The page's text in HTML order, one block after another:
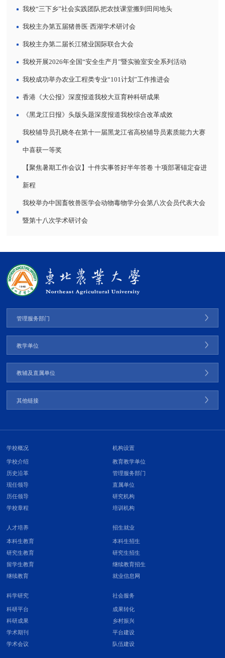
我校“三下乡”社会实践团队把农技课堂搬到田间地头
我校主办第五届猪兽医·西湖学术研讨会
我校主办第二届长江猪业国际联合大会
我校开展2026年全国“安全生产月”暨实验室安全系列活动
我校成功举办农业工程类专业“101计划”工作推进会
香港《大公报》深度报道我校大豆育种科研成果
《黑龙江日报》头版头题深度报道我校综合改革成效
我校辅导员孔晓冬在第十一届黑龙江省高校辅导员素质能力大赛
中喜获一等奖
【聚焦暑期工作会议】十件实事答好半年答卷 十项部署锚定奋进
新程
我校举办中国畜牧兽医学会动物毒物学分会第八次会员代表大会
暨第十八次学术研讨会
管理服务部门
教学单位
教辅及直属单位
其他链接
学校概况
学校介绍
历史沿革
现任领导
历任领导
学校章程
机构设置
教育教学单位
管理服务部门
直属单位
研究机构
培训机构
人才培养
本科生教育
研究生教育
留学生教育
继续教育
招生就业
本科生招生
研究生招生
继续教育招生
就业信息网
科学研究
科研平台
科研成果
学术期刊
学术会议
社会服务
成果转化
乡村振兴
平台建设
队伍建设